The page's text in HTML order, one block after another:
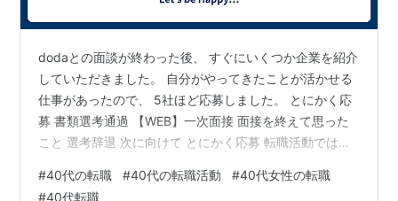
dodaとの面談が終わった後、 すぐにいくつか企業を紹介
していただきました。 自分がやってきたことが活かせる
仕事があったので、 5社ほど応募しました。 とにかく応
募 書類選考通過 【WEB】一次面接 面接を終えて思った
こと 選考辞退 次に向けて とにかく応募 転職活動では大
せん。 企業を知っていくためには、興味があれば応募し
#40代の転職 #40代の転職活動 #40代女性の転職
#40代転職